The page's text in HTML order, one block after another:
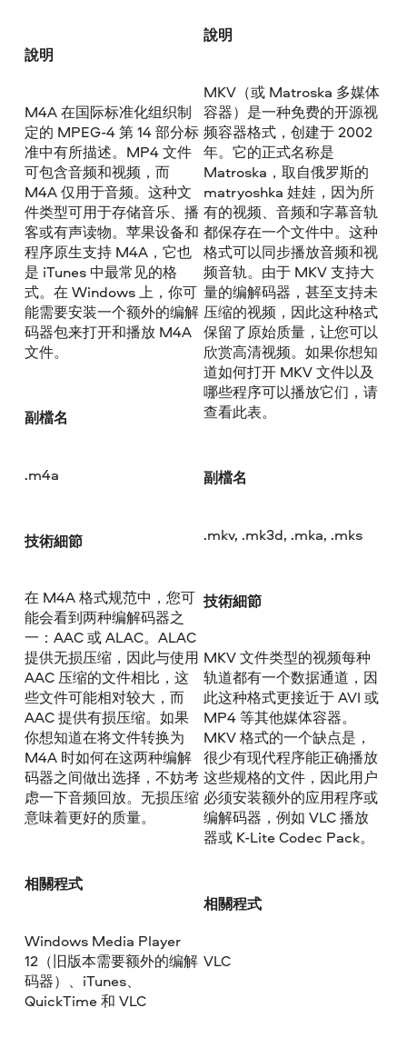
說明
M4A 在国际标准化组织制
定的 MPEG-4 第 14 部分标
准中有所描述。MP4 文件
可包含音频和视频，而
M4A 仅用于音频。这种文
件类型可用于存储音乐、播
客或有声读物。苹果设备和
程序原生支持 M4A，它也
是 iTunes 中最常见的格
式。在 Windows 上，你可
能需要安装一个额外的编解
码器包来打开和播放 M4A
文件。
副檔名
.m4a
技術細節
在 M4A 格式规范中，您可
能会看到两种编解码器之
一：AAC 或 ALAC。ALAC
提供无损压缩，因此与使用
AAC 压缩的文件相比，这
些文件可能相对较大，而
AAC 提供有损压缩。如果
你想知道在将文件转换为
M4A 时如何在这两种编解
码器之间做出选择，不妨考
虑一下音频回放。无损压缩
意味着更好的质量。
相關程式
Windows Media Player
12（旧版本需要额外的编解
码器）、iTunes、
QuickTime 和 VLC
說明
MKV（或 Matroska 多媒体
容器）是一种免费的开源视
频容器格式，创建于 2002
年。它的正式名称是
Matroska，取自俄罗斯的
matryoshka 娃娃，因为所
有的视频、音频和字幕音轨
都保存在一个文件中。这种
格式可以同步播放音频和视
频音轨。由于 MKV 支持大
量的编解码器，甚至支持未
压缩的视频，因此这种格式
保留了原始质量，让您可以
欣赏高清视频。如果你想知
道如何打开 MKV 文件以及
哪些程序可以播放它们，请
查看此表。
副檔名
.mkv, .mk3d, .mka, .mks
技術細節
MKV 文件类型的视频每种
轨道都有一个数据通道，因
此这种格式更接近于 AVI 或
MP4 等其他媒体容器。
MKV 格式的一个缺点是，
很少有现代程序能正确播放
这些规格的文件，因此用户
必须安装额外的应用程序或
编解码器，例如 VLC 播放
器或 K-Lite Codec Pack。
相關程式
VLC